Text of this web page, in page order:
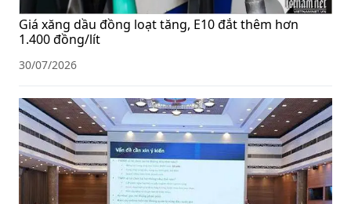
Giá xăng dầu đồng loạt tăng, E10 đắt thêm hơn
1.400 đồng/lít
30/07/2026